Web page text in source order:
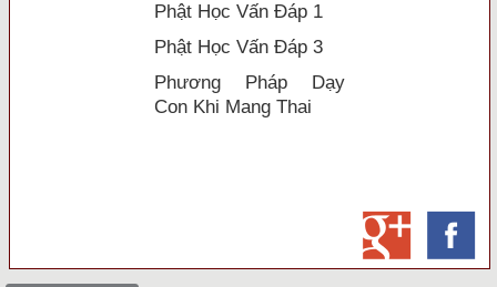
Phật Học Vấn Đáp 1
Phật Học Vấn Đáp 3
Phương Pháp Dạy
Con Khi Mang Thai